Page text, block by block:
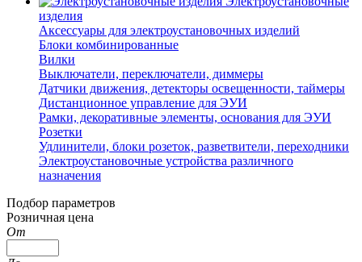
изделия
Аксессуары для электроустановочных изделий
Блоки комбинированные
Вилки
Выключатели, переключатели, диммеры
Датчики движения, детекторы освещенности, таймеры
Дистанционное управление для ЭУИ
Рамки, декоративные элементы, основания для ЭУИ
Розетки
Удлинители, блоки розеток, разветвители, переходники
Электроустановочные устройства различного
назначения
Подбор параметров
Розничная цена
От